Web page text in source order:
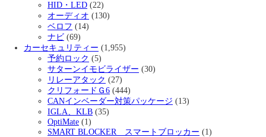
HID・LED (22)
オーディオ (130)
ベロフ (14)
ナビ (69)
カーセキュリティー (1,955)
予約ロック (5)
サターンイモビライザー (30)
リレーアタック (27)
クリフォードＧ6 (444)
CANインベーダー対策パッケージ (13)
IGLA、KLB (35)
OptiMate (1)
SMART BLOCKER スマートブロッカー (1)